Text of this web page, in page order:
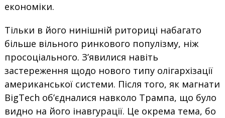
економіки.
Тільки в його нинішній риториці набагато
більше вільного ринкового популізму, ніж
просоціального. З’явилися навіть
застереження щодо нового типу олігархізації
американської системи. Після того, як магнати
BigTech об’єдналися навколо Трампа, що було
видно на його інавгурації. Це окрема тема, бо